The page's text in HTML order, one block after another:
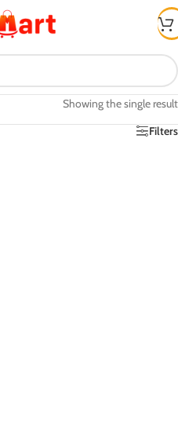
Showing the single result
Filters